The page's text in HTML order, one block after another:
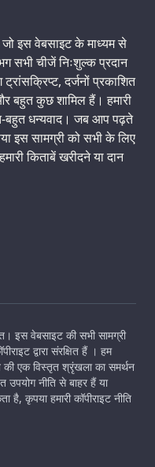
इस वेबसाइट के माध्यम से
सभी चीजें निःशुल्क प्रदान
दर्जनों प्रकाशित
बहुत कुछ शामिल हैं। हमारी
बहुत धन्यवाद। जब आप पढ़ते
इस सामग्री को सभी के लिए
किताबें खरीदने या दान
इस वेबसाइट की सभी सामग्री
द्वारा संरक्षित हैं । हम
एक विस्तृत श्रृंखला का समर्थन
नीति से बाहर हैं या
कृपया हमारी कॉपीराइट नीति